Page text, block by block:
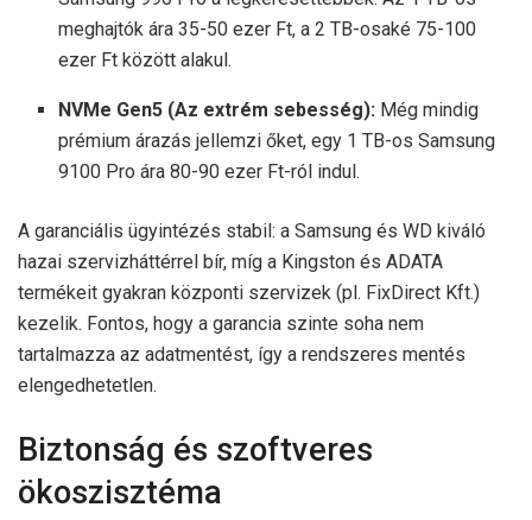
meghajtók ára 35-50 ezer Ft, a 2 TB-osaké 75-100
ezer Ft között alakul.
NVMe Gen5 (Az extrém sebesség): Még mindig
prémium árazás jellemzi őket, egy 1 TB-os Samsung
9100 Pro ára 80-90 ezer Ft-ról indul.
A garanciális ügyintézés stabil: a Samsung és WD kiváló
hazai szervizháttérrel bír, míg a Kingston és ADATA
termékeit gyakran központi szervizek (pl. FixDirect Kft.)
kezelik. Fontos, hogy a garancia szinte soha nem
tartalmazza az adatmentést, így a rendszeres mentés
elengedhetetlen.
Biztonság és szoftveres
ökoszisztéma